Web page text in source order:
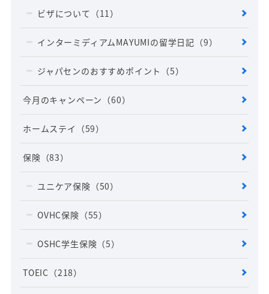
ビザについて （11）
インターミディアムMAYUMIの留学日記 （9）
ジャパセンのおすすめポイント （5）
今月のキャンペーン （60）
ホームステイ （59）
保険 （83）
ユニケア保険 （50）
OVHC保険 （55）
OSHC学生保険 （5）
TOEIC （218）